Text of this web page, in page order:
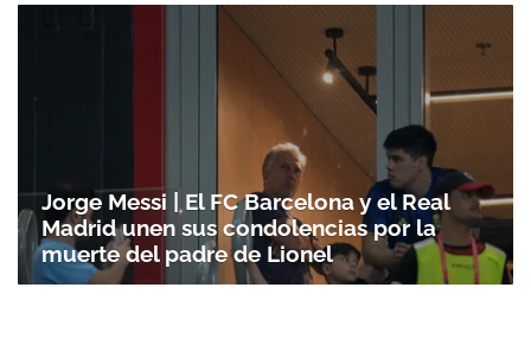
Jorge Messi | El FC Barcelona y el Real
Madrid unen sus condolencias por la
muerte del padre de Lionel